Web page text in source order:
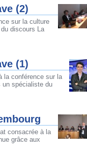
(2)
sur la culture
discours La
(1)
la conférence sur la
un spécialiste du
consacrée à la
grâce aux